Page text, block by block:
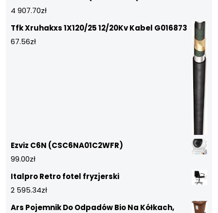
4 907.70zł
Tfk Xruhakxs 1X120/25 12/20Kv Kabel G016873
67.56zł
Ezviz C6N (CSC6NA01C2WFR)
99.00zł
Italpro Retro fotel fryzjerski
2 595.34zł
Ars Pojemnik Do Odpadów Bio Na Kółkach,